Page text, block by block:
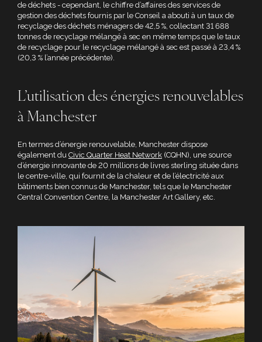
de déchets - cependant, le chiffre d’affaires des services de
gestion des déchets fournis par le Conseil a abouti à un taux de
recyclage des déchets ménagers de 42,5 %, collectant 31 688
tonnes de recyclage mélangé à sec en même temps que le taux
de recyclage pour le recyclage mélangé à sec est passé à 23,4 %
(20,3 % l’année précédente).
L’utilisation des énergies renouvelables
à Manchester
En termes d’énergie renouvelable, Manchester dispose
également du Civic Quarter Heat Network (CQHN), une source
d’énergie innovante de 20 millions de livres sterling située dans
le centre-ville, qui fournit de la chaleur et de l’électricité aux
bâtiments bien connus de Manchester, tels que le Manchester
Central Convention Centre, la Manchester Art Gallery, etc.